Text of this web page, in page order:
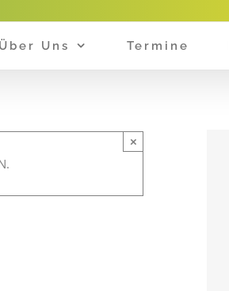
Über Uns Termine
×